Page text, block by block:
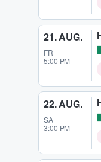
21. AUG.
FR
5:00 PM
22. AUG.
SA
3:00 PM